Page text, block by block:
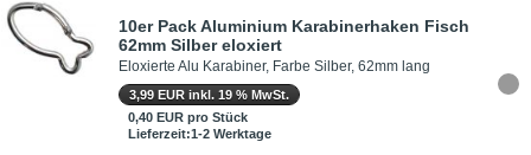
10er Pack Aluminium Karabinerhaken Fisch
62mm Silber eloxiert
Eloxierte Alu Karabiner, Farbe Silber, 62mm lang
3,99 EUR inkl. 19 % MwSt.
0,40 EUR pro Stück
Lieferzeit:1-2 Werktage